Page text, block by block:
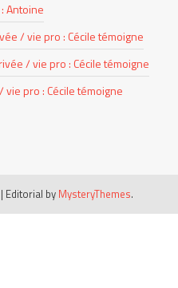
Antoine
/ vie pro : Cécile témoigne
/ vie pro : Cécile témoigne
pro : Cécile témoigne
| Editorial by MysteryThemes.